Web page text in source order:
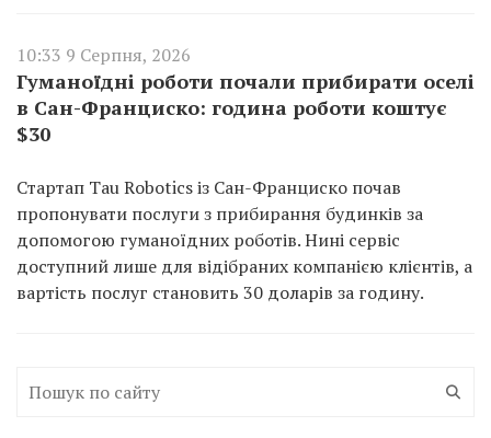
10:33 9 Серпня, 2026
Гуманоїдні роботи почали прибирати оселі
в Сан-Франциско: година роботи коштує
$30
Стартап Tau Robotics із Сан-Франциско почав
пропонувати послуги з прибирання будинків за
допомогою гуманоїдних роботів. Нині сервіс
доступний лише для відібраних компанією клієнтів, а
вартість послуг становить 30 доларів за годину.